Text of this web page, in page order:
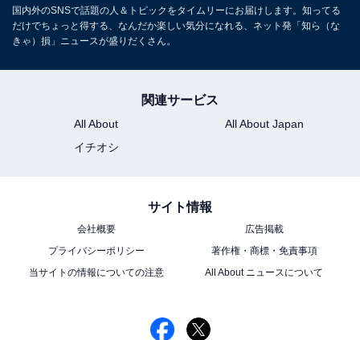
国内外のSNSで話題の人＆トピックをタイムリーにお届けします。知ってる
だけでちょっと得する、なんだか楽しい気分になれる、ネット発「知ら（な
きゃ）損」ニュースが盛りだくさん。
関連サービス
All About
All About Japan
イチオシ
サイト情報
会社概要
広告掲載
プライバシーポリシー
著作権・商標・免責事項
当サイトの情報についての注意
All About ニュースについて